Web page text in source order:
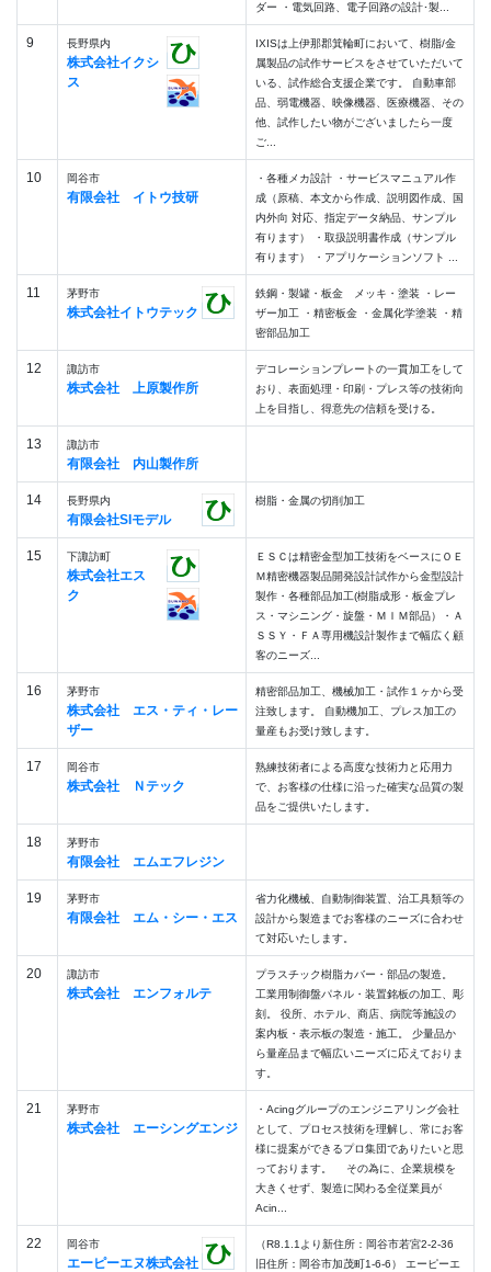
ダー ・電気回路、電子回路の設計･製...
9 長野県内
株式会社イクシ
ス
IXISは上伊那郡箕輪町において、樹脂/金
属製品の試作サービスをさせていただいて
いる、試作総合支援企業です。 自動車部
品、弱電機器、映像機器、医療機器、その
他、試作したい物がございましたら一度
ご...
10 岡谷市
有限会社 イトウ技研
・各種メカ設計 ・サービスマニュアル作
成（原稿、本文から作成、説明図作成、国
内外向 対応、指定データ納品、サンプル
有ります） ・取扱説明書作成（サンプル
有ります） ・アプリケーションソフト ...
11 茅野市
株式会社イトウテック
鉄鋼・製罐・板金 メッキ・塗装 ・レー
ザー加工 ・精密板金 ・金属化学塗装 ・精
密部品加工
12 諏訪市
株式会社 上原製作所
デコレーションプレートの一貫加工をして
おり、表面処理・印刷・プレス等の技術向
上を目指し、得意先の信頼を受ける。
13 諏訪市
有限会社 内山製作所
14 長野県内
有限会社SIモデル
樹脂・金属の切削加工
15 下諏訪町
株式会社エス
ク
ＥＳＣは精密金型加工技術をベースにＯＥ
Ｍ精密機器製品開発設計試作から金型設計
製作・各種部品加工(樹脂成形・板金プレ
ス・マシニング・旋盤・ＭＩＭ部品）・Ａ
ＳＳＹ・ＦＡ専用機設計製作まで幅広く顧
客のニーズ...
16 茅野市
株式会社 エス・ティ・レー
ザー
精密部品加工、機械加工・試作１ヶから受
注致します。 自動機加工、プレス加工の
量産もお受け致します。
17 岡谷市
株式会社 Ｎテック
熟練技術者による高度な技術力と応用力
で、お客様の仕様に沿った確実な品質の製
品をご提供いたします。
18 茅野市
有限会社 エムエフレジン
19 茅野市
有限会社 エム・シー・エス
省力化機械、自動制御装置、治工具類等の
設計から製造までお客様のニーズに合わせ
て対応いたします。
20 諏訪市
株式会社 エンフォルテ
プラスチック樹脂カバー・部品の製造。
工業用制御盤パネル・装置銘板の加工、彫
刻。 役所、ホテル、商店、病院等施設の
案内板・表示板の製造・施工。 少量品か
ら量産品まで幅広いニーズに応えておりま
す。
21 茅野市
株式会社 エーシングエンジ
・Acingグループのエンジニアリング会社
として、プロセス技術を理解し、常にお客
様に提案ができるプロ集団でありたいと思
っております。 その為に、企業規模を
大きくせず、製造に関わる全従業員が
Acin...
22 岡谷市
エーピーエヌ株式会社
（R8.1.1より新住所：岡谷市若宮2-2-36
旧住所：岡谷市加茂町1-6-6） エーピーエ